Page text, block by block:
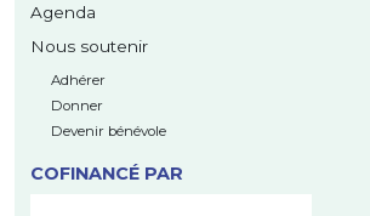
Agenda
Nous soutenir
Adhérer
Donner
Devenir bénévole
COFINANCÉ PAR